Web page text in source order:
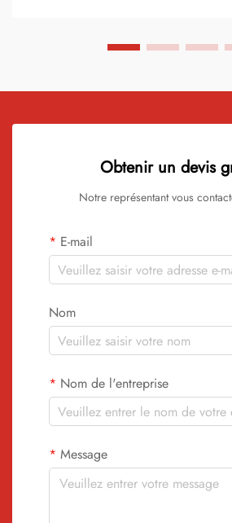
Obtenir un devis
Notre représentant vous
E-mail
Nom
Nom de l'entreprise
Message